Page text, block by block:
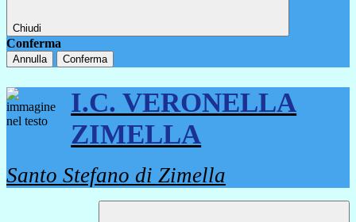
Chiudi
Conferma
Annulla Conferma
I.C. VERONELLA
ZIMELLA
Santo Stefano di Zimella